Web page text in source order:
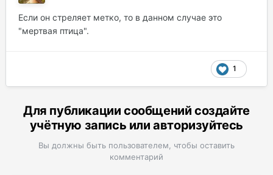
Если он стреляет метко, то в данном случае это
"мертвая птица".
1
Для публикации сообщений создайте
учётную запись или авторизуйтесь
Вы должны быть пользователем, чтобы оставить
комментарий